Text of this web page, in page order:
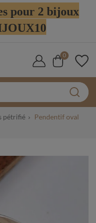
pour 2 bijoux
0
pétrifié
Pendentif oval